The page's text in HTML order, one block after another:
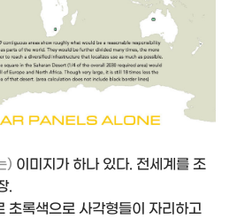
) 이미지가 하나 있다. 전세계를 조
.
초록색으로 사각형들이 자리하고